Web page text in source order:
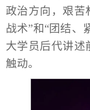
政治方向，艰苦
战术”和“团结、
大学员后代讲述
触动。